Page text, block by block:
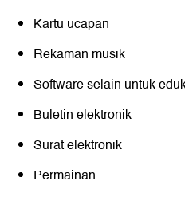
Kartu ucapan
Rekaman musik
Software selain untuk
Buletin elektronik
Surat elektronik
Permainan.